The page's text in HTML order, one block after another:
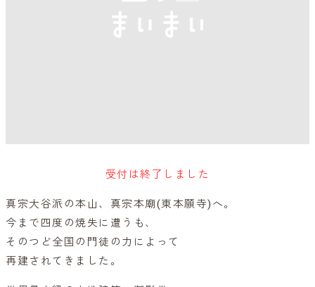
受付は終了しました
真宗大谷派の本山、真宗本廟(東本願寺)へ。
今まで四度の焼失に遭うも、
そのつど全国の門徒の力によって
再建されてきました。